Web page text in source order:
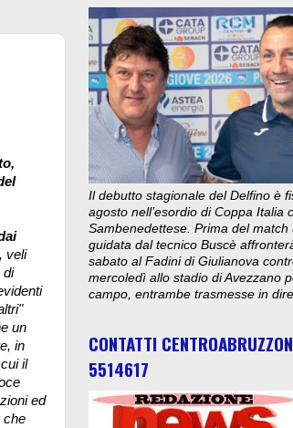
veli
di
un
in
il
ed
che
Il debutto stagionale del Delfino è
agosto nell’esordio di Coppa Italia
Sambenedettese. Prima del
guidata dal tecnico Buscè
sabato al Fadini di Giulianova
mercoledì allo stadio di Avezzano
campo, entrambe trasmesse in
CONTATTI
5514617